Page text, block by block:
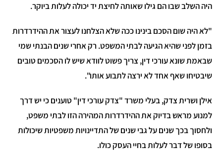
השלב שבו הם גילו שאותה לחיצת יד יכולה לעלות ביוקר.
היה שום הסכם בינינו ככה שלא הצלחנו לעצור את ההידרדרות
לפני שהיא הגיעה לבתי המשפט. רק אחרי שנים הבנתי שמי
שונא עורכי דין, צריך פשוט לוודא שיש לו הסכמים טובים
שאף אחד לא ירצה לתבוע אותו".
ושרית צדק, בעלי משרד "צדק עורכי דין" טוענים כי יש דרך
מראש בדיוק את ההידרדרות המהירה הזו לבתי משפט,
בכך שנים על גבי שנים של התדיינויות משפטיות שיכולות
של דבר לעלות בחיי העסק כולו.